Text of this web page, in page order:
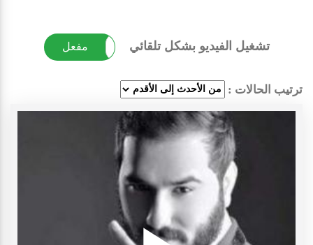
تشغيل الفيديو بشكل تلقائي مفعل غير مفعل
ترتيب الحالات :